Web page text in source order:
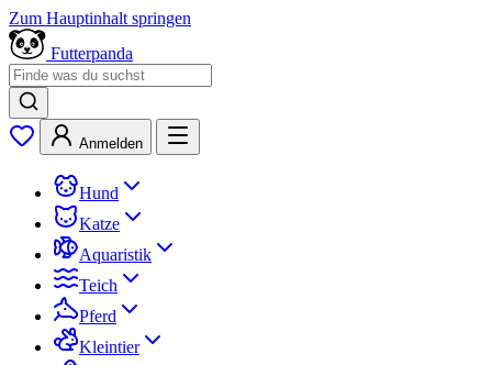
Zum Hauptinhalt springen
Futterpanda
Anmelden
Hund
Katze
Aquaristik
Teich
Pferd
Kleintier